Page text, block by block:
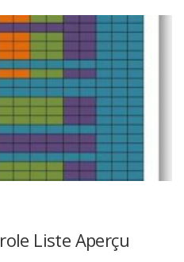
Liste Aperçu